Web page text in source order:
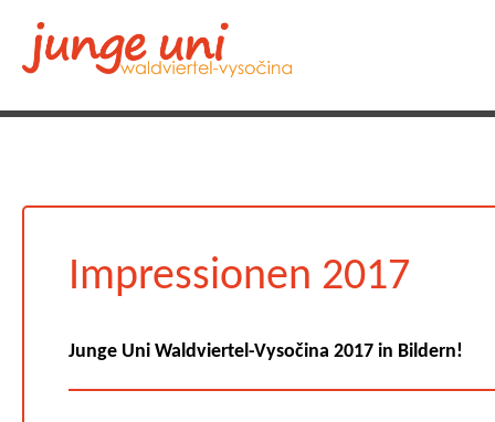
Impressionen 2017
Junge Uni Waldviertel-Vysočina 2017 in Bildern!